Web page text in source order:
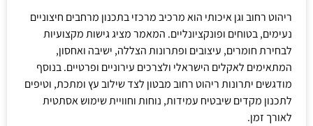
ריהוט רחוב וגן איכותי הוא מרכיב מרכזי בתכנון מרחבים חיצוניים
נעימים, בטוחים ופונקציונליים. המאמר מציג גישות מקצועיות
לבחירת חומרים, עיצובים ופתרונות הצללה, ישיבה ואחסון,
המתאימים לאקלים הישראלי ולצרכים עירוניים ופרטיים. בנוסף
מודגשים יתרונות ריהוט רחוב מבטון לצד שילוב עץ ומתכת, וטיפים
לתכנון מקדים שיבטיח עמידות, נוחות וחוויית שימוש אסתטית
לאורך זמן.